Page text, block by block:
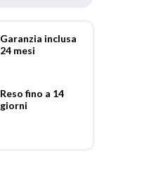
Garanzia inclusa
24 mesi
Reso fino a 14
giorni